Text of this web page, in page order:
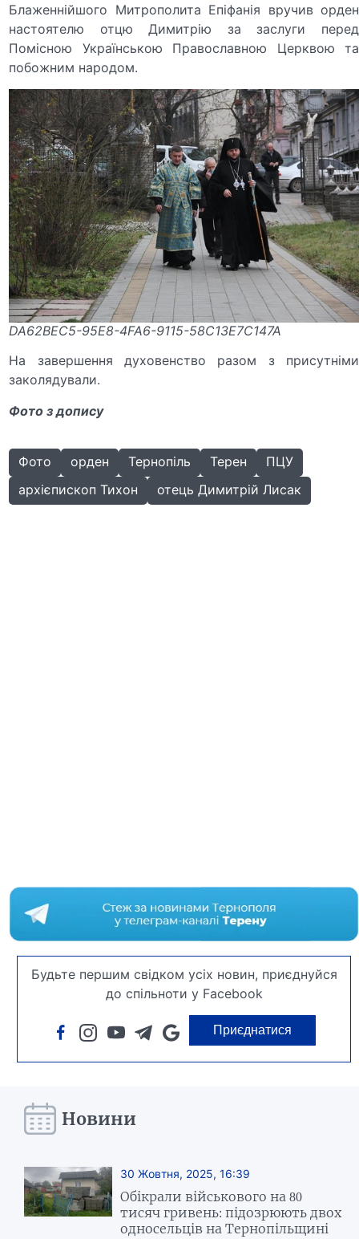
Блаженнійшого Митрополита Епіфанія вручив орден
настоятелю отцю Димитрію за заслуги перед
Помісною Українською Православною Церквою та
побожним народом.
DA62BEC5-95E8-4FA6-9115-58C13E7C147A
На завершення духовенство разом з присутніми
заколядували.
Фото з допису
Фото орден Тернопіль Терен
ПЦУ
архієпископ Тихон
отець Димитрій Лисак
Будьте першим свідком усіх новин, приєднуйся
до спільноти у Facebook
Приєднатися
Новини
30 Жовтня, 2025, 16:39
Обікрали військового на 80
тисяч гривень: підозрюють двох
односельців на Тернопільщині